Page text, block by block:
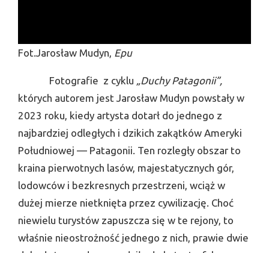
Fot.Jarosław Mudyn, Epu
Fotografie z cyklu „Duchy Patagonii”,
których autorem jest Jarosław Mudyn powstały w
2023 roku, kiedy artysta dotarł do jednego z
najbardziej odległych i dzikich zakątków Ameryki
Południowej — Patagonii. Ten rozległy obszar to
kraina pierwotnych lasów, majestatycznych gór,
lodowców i bezkresnych przestrzeni, wciąż w
dużej mierze nietknięta przez cywilizację. Choć
niewielu turystów zapuszcza się w te rejony, to
właśnie nieostrożność jednego z nich, prawie dwie